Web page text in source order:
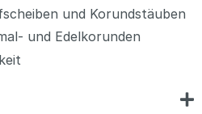
und Korundstäuben
und Edelkorunden